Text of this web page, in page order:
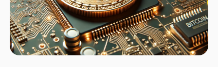
투자은행 스탠다드차타드(SC)는 “트럼프 후보가 당선될 경우 BTC 가격이
연말까지 15만달러를 돌파할 것”이라는 전망을 내놓기도 했습니다. 정말 코인
가격이 트럼프 후보 당선 여부와&nbsp;직결됐을까요?&nbsp;